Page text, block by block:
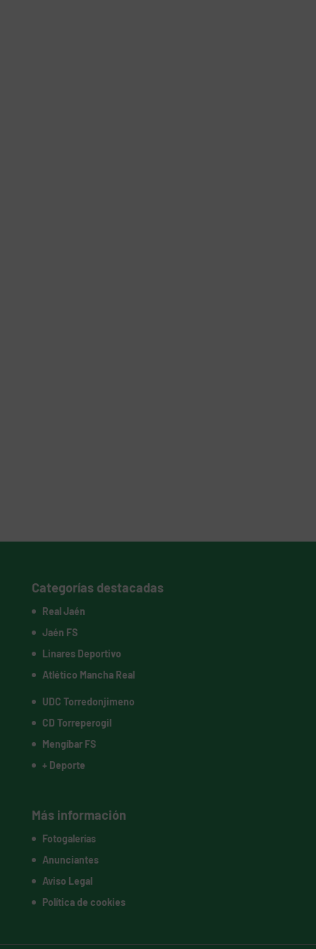
Categorías destacadas
Real Jaén
Jaén FS
Linares Deportivo
Atlético Mancha Real
UDC Torredonjimeno
CD Torreperogil
Mengíbar FS
+ Deporte
Más información
Fotogalerías
Anunciantes
Aviso Legal
Política de cookies